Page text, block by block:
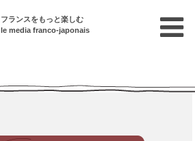
フランスをもっと楽しむ
le media franco-japonais